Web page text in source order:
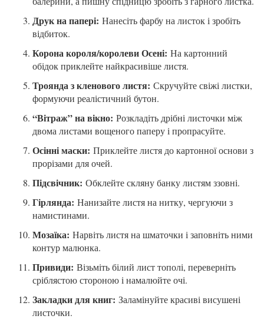
Друк на папері: Нанесіть фарбу на листок і зробіть
відбиток.
Корона короля/королеви Осені: На картонний
обідок приклейте найкрасивіше листя.
Троянда з кленового листя: Скручуйте свіжі листки,
формуючи реалістичний бутон.
“Вітраж” на вікно: Розкладіть дрібні листочки між
двома листами вощеного паперу і пропрасуйте.
Осінні маски: Приклейте листя до картонної основи з
прорізами для очей.
Підсвічник: Обклейте скляну банку листям ззовні.
Гірлянда: Нанизайте листя на нитку, чергуючи з
намистинами.
Мозаїка: Нарвіть листя на шматочки і заповніть ними
контур малюнка.
Привиди: Візьміть білий лист тополі, переверніть
сріблястою стороною і намалюйте очі.
Закладки для книг: Заламінуйте красиві висушені
листочки.